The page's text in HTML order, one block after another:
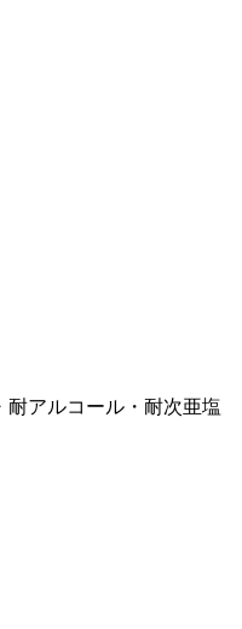
耐アルコール・耐次亜塩